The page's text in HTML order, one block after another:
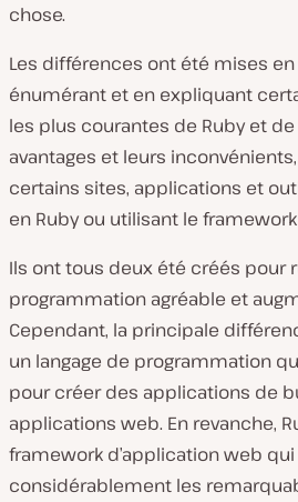
chose.
Les différences ont été mises
énumérant et en expliquant
les plus courantes de Ruby et de
avantages et leurs
certains sites, applications et
en Ruby ou utilisant le framework
Ils ont tous deux été créés pour
programmation agréable et
Cependant, la principale
un langage de programmation
pour créer des applications de
applications web. En revanche,
framework d’application web
considérablement les